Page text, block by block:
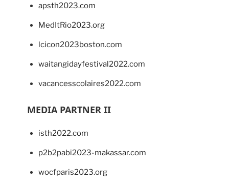
apsth2023.com
MedItRio2023.org
lcicon2023boston.com
waitangidayfestival2022.com
vacancesscolaires2022.com
MEDIA PARTNER II
isth2022.com
p2b2pabi2023-makassar.com
wocfparis2023.org